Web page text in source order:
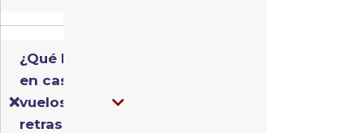
❌
¿Qué hacer
en caso de
vuelos
retrasados o